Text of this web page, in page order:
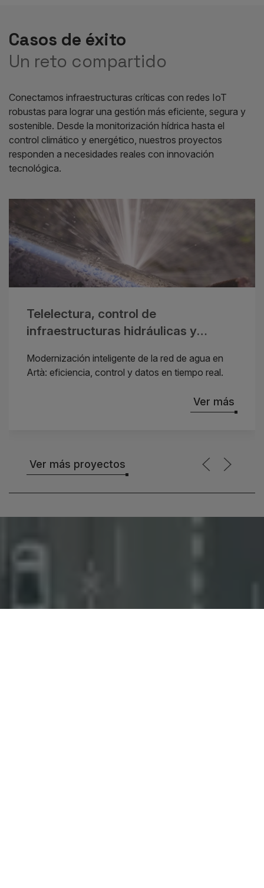
Casos de éxito
Un reto compartido
Conectamos infraestructuras críticas con redes IoT
robustas para lograr una gestión más eficiente, segura y
sostenible. Desde la monitorización hídrica hasta el
control climático y energético, nuestros proyectos
responden a necesidades reales con innovación
tecnológica.
Telelectura, control de
infraestructuras hidráulicas y
Modernización inteligente de la red de agua en
Artà: eficiencia, control y datos en tiempo real.
Ver más
Ver más proyectos